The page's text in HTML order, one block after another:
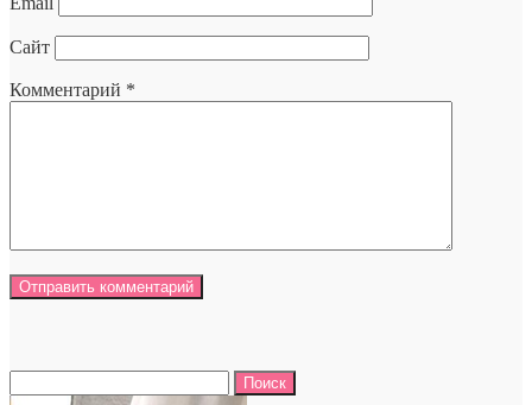
Сайт
Комментарий *